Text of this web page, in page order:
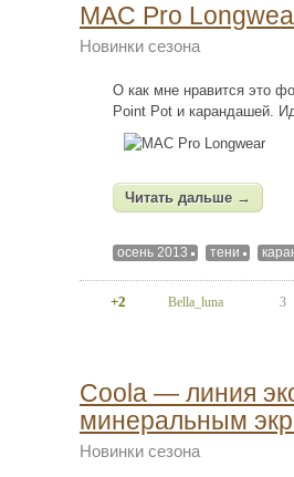
MAC Pro
Новинки сезона
О как мне нравится это
Point Pot и карандашей.
Читать дальше →
осень 2013 тени
+2 Bella_luna 3
Coola — линия
минеральным
Новинки сезона